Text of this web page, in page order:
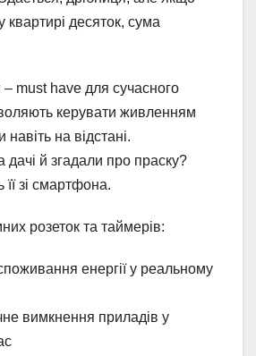
квартирі десяток, сума
– must have для сучасного
керувати живленням
навіть на відстані.
дачі й згадали про праску?
її зі смартфона.
розеток та таймерів:
енергії у реальному
вимкнення приладів у